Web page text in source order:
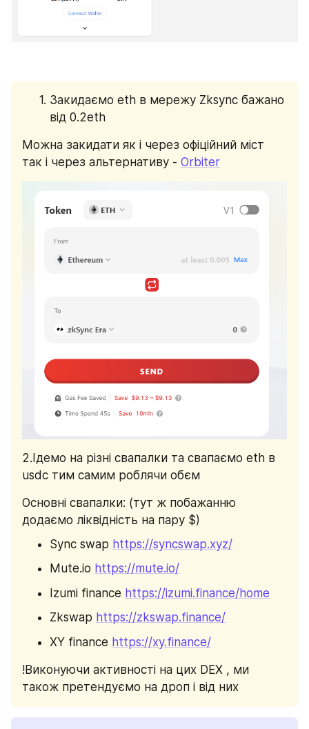
Закидаємо eth в мережу Zksync бажано
від 0.2eth
Можна закидати як і через офіційний міст
так і через альтернативу - Orbiter
2.Ідемо на різні свапалки та свапаємо eth в
usdc тим самим роблячи обєм
Основні свапалки: (тут ж побажанню
додаємо ліквідність на пару $)
Sync swap https://syncswap.xyz/
Mute.io https://mute.io/
Izumi finance https://izumi.finance/home
Zkswap https://zkswap.finance/
XY finance https://xy.finance/
!Виконуючи активності на цих DEX , ми
також претендуємо на дроп і від них